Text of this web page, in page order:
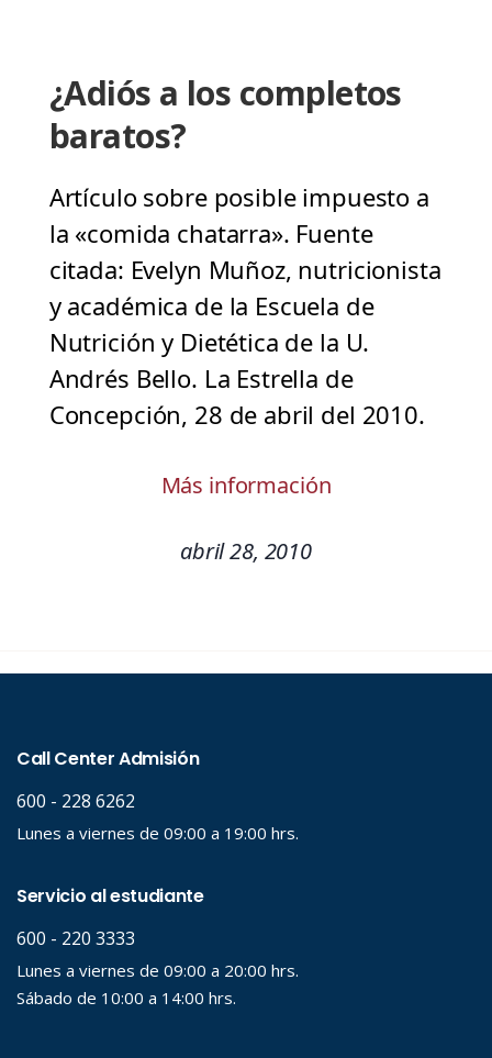
¿Adiós a los completos
baratos?
Artículo sobre posible impuesto a
la «comida chatarra». Fuente
citada: Evelyn Muñoz, nutricionista
y académica de la Escuela de
Nutrición y Dietética de la U.
Andrés Bello. La Estrella de
Concepción, 28 de abril del 2010.
Más información
abril 28, 2010